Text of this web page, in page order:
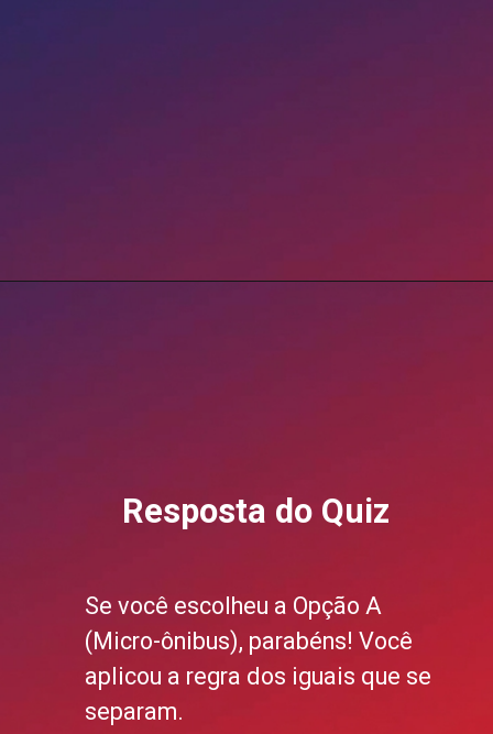
Resposta do Quiz
Se você escolheu a Opção A
(Micro-ônibus), parabéns! Você
aplicou a regra dos iguais que se
separam.